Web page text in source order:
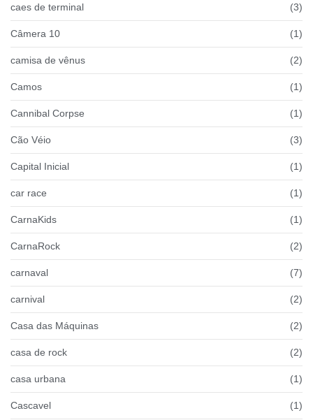
caes de terminal (3)
Câmera 10 (1)
camisa de vênus (2)
Camos (1)
Cannibal Corpse (1)
Cão Véio (3)
Capital Inicial (1)
car race (1)
CarnaKids (1)
CarnaRock (2)
carnaval (7)
carnival (2)
Casa das Máquinas (2)
casa de rock (2)
casa urbana (1)
Cascavel (1)